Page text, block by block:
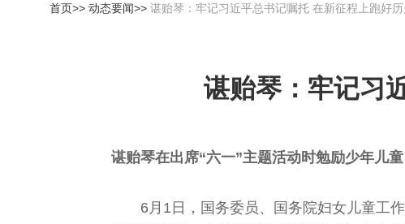
首页>> 动态要闻>> 谌贻琴：牢记习近平总书记嘱托 在新征程上跑好
谌贻琴：牢记习
谌贻琴在出席“六一”主题活动时勉励少年儿
6月1日，国务委员、国务院妇女儿童工